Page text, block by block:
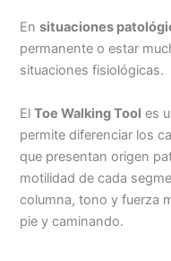
Ensituaciones
permanente o estar
situaciones fisiológicas.
ElToe Walking Tool es
permite diferenciar los
que presentan origen
motilidad de cada
columna, tono y fuerza
pie y caminando.